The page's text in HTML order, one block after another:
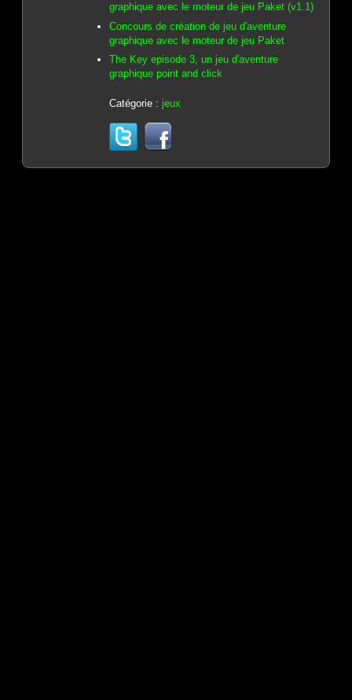
graphique avec le moteur de jeu Paket (v1.1)
Concours de création de jeu d'aventure
graphique avec le moteur de jeu Paket
The Key episode 3, un jeu d'aventure
graphique point and click
Catégorie : jeux